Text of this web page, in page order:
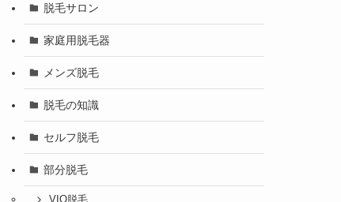
脱毛サロン
家庭用脱毛器
メンズ脱毛
脱毛の知識
セルフ脱毛
部分脱毛